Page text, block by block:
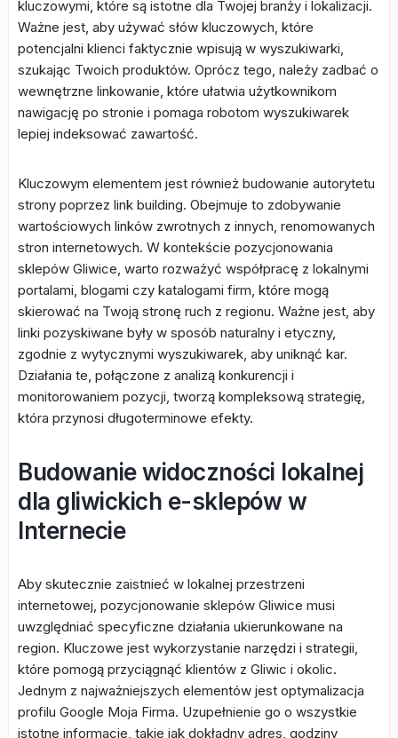
kluczowymi, które są istotne dla Twojej branży i lokalizacji.
Ważne jest, aby używać słów kluczowych, które
potencjalni klienci faktycznie wpisują w wyszukiwarki,
szukając Twoich produktów. Oprócz tego, należy zadbać o
wewnętrzne linkowanie, które ułatwia użytkownikom
nawigację po stronie i pomaga robotom wyszukiwarek
lepiej indeksować zawartość.
Kluczowym elementem jest również budowanie autorytetu
strony poprzez link building. Obejmuje to zdobywanie
wartościowych linków zwrotnych z innych, renomowanych
stron internetowych. W kontekście pozycjonowania
sklepów Gliwice, warto rozważyć współpracę z lokalnymi
portalami, blogami czy katalogami firm, które mogą
skierować na Twoją stronę ruch z regionu. Ważne jest, aby
linki pozyskiwane były w sposób naturalny i etyczny,
zgodnie z wytycznymi wyszukiwarek, aby uniknąć kar.
Działania te, połączone z analizą konkurencji i
monitorowaniem pozycji, tworzą kompleksową strategię,
która przynosi długoterminowe efekty.
Budowanie widoczności lokalnej
dla gliwickich e-sklepów w
Internecie
Aby skutecznie zaistnieć w lokalnej przestrzeni
internetowej, pozycjonowanie sklepów Gliwice musi
uwzględniać specyficzne działania ukierunkowane na
region. Kluczowe jest wykorzystanie narzędzi i strategii,
które pomogą przyciągnąć klientów z Gliwic i okolic.
Jednym z najważniejszych elementów jest optymalizacja
profilu Google Moja Firma. Uzupełnienie go o wszystkie
istotne informacje, takie jak dokładny adres, godziny